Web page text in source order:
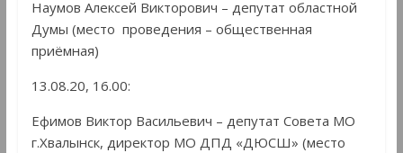
Наумов Алексей Викторович – депутат областной
Думы (место проведения – общественная
приёмная)
13.08.20, 16.00:
Ефимов Виктор Васильевич – депутат Совета МО
г.Хвалынск, директор МО ДПД «ДЮСШ» (место